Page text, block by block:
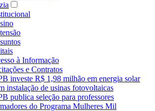
à Informação
e Contratos
investe R$ 1,98 milhão em energia solar
instalação de usinas fotovoltaicas
publica seleção para professores
do Programa Mulheres Mil